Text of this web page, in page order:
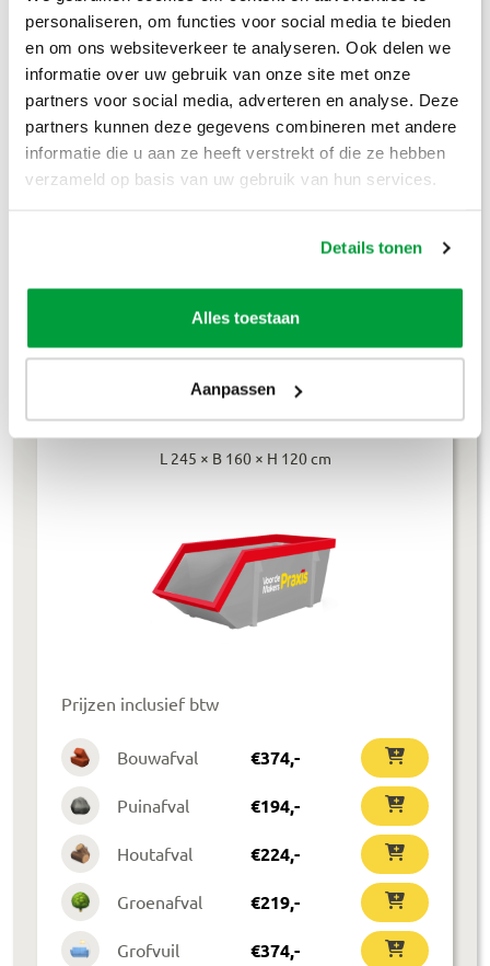
personaliseren, om functies voor social media te bieden
en om ons websiteverkeer te analyseren. Ook delen we
informatie over uw gebruik van onze site met onze
partners voor social media, adverteren en analyse. Deze
partners kunnen deze gegevens combineren met andere
informatie die u aan ze heeft verstrekt of die ze hebben
verzameld op basis van uw gebruik van hun services.
Details tonen
Alles toestaan
Aanpassen
Puinafval €179,-
Houtafval 199
Groenafval €194,-
Grofvuil €304,-
4m³ container
L 245 × B 160 × H 120 cm
Prijzen inclusief btw
Bouwafval €374,-
Puinafval €194,-
Houtafval €224,-
Groenafval €219,-
Grofvuil €374,-